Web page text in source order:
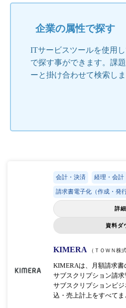
企業の属性で探す
ITサービスツールを使用
で探す事ができます。課
ーと掛け合わせて検索しま
会計・決済 経理・会計
請求書電子化（作成・発
詳
資料ダ
KIMERA （ＴＯＷＮ株
KIMERAは、月額請求
サブスクリプション請求
サブスクリプションビ
込・売上計上をすべてま